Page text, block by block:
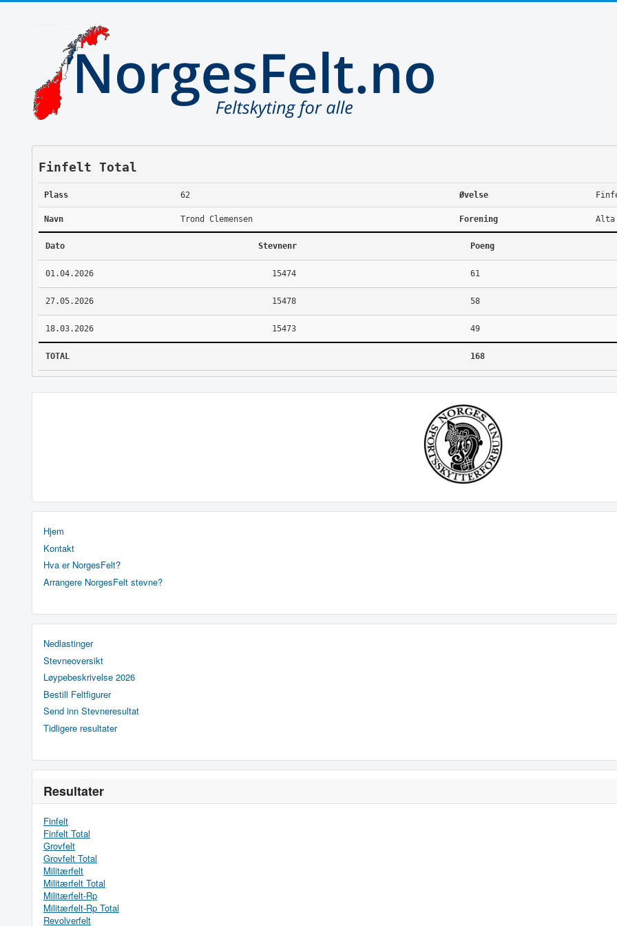
Finfelt Total
Plass 62 Øvelse
Navn Trond Clemensen Forening Alta
Dato Stevnenr Poeng
01.04.2026 15474 61
27.05.2026 15478 58
18.03.2026 15473 49
TOTAL 168
Hjem
Kontakt
Hva er NorgesFelt?
Arrangere NorgesFelt stevne?
Nedlastinger
Stevneoversikt
Løypebeskrivelse 2026
Bestill Feltfigurer
Send inn Stevneresultat
Tidligere resultater
Resultater
Finfelt
Finfelt Total
Grovfelt
Grovfelt Total
Militærfelt
Militærfelt Total
Militærfelt-Rp
Militærfelt-Rp Total
Revolverfelt